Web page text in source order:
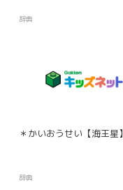
辞典
＊かいおうせい【海王星】
辞典